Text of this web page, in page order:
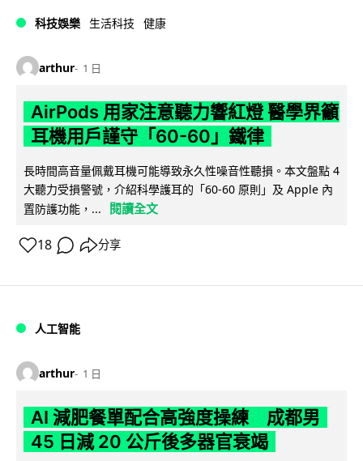
科技娛樂 生活科技 健康
arthur 1 日
AirPods 用家注意聽力響紅燈 醫學界籲
耳機用戶謹守「60-60」鐵律
長時間高音量佩戴耳機可能導致永久性噪音性聽損。本文盤點 4
大聽力受損警號，介紹科學護耳的「60-60 原則」及 Apple 內
置防護功能，...
閱讀全文
18 分享
人工智能
arthur 1 日
AI 減肥餐單配合高強度操練 成都男
45 日減 20 公斤後多器官衰竭